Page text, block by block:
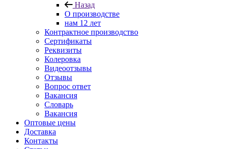
Назад
О производстве
нам 12 лет
Контрактное производство
Сертификаты
Реквизиты
Колеровка
Видеоотзывы
Отзывы
Вопрос ответ
Вакансия
Словарь
Вакансия
Оптовые цены
Доставка
Контакты